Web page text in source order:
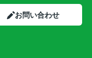
お問い合わせ